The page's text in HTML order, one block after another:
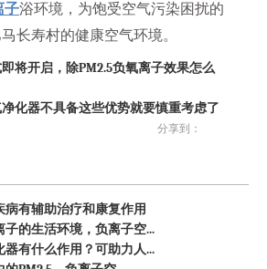
子浴环境，为饱受空气污染困扰的
长寿村的健康空气环境。
将开启，除PM2.5负氧离子效果怎么
化器不具备这些优势就要慎重考虑了
分享到：
病有辅助治疗和康复作用
子的生活环境，负离子空...
器有什么作用？可助力人...